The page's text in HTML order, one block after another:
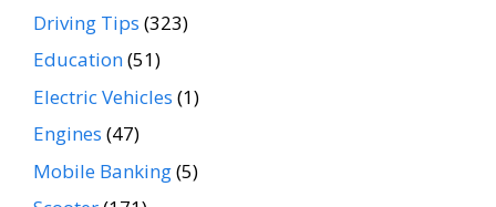
Driving Tips (323)
Education(51)
Electric Vehicles (1)
Engines (47)
Mobile Banking(5)